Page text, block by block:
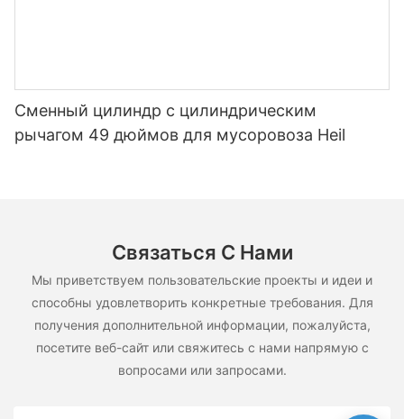
Сменный цилиндр с цилиндрическим
рычагом 49 дюймов для мусоровоза Heil
Связаться С Нами
Мы приветствуем пользовательские проекты и идеи и
способны удовлетворить конкретные требования. Для
получения дополнительной информации, пожалуйста,
посетите веб-сайт или свяжитесь с нами напрямую с
вопросами или запросами.